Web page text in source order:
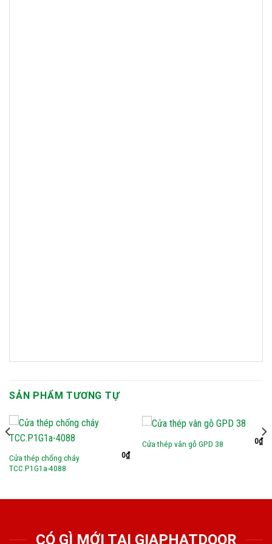
SẢN PHẨM TƯƠNG TỰ
Cửa thép chống cháy
TCC.P1G1a-4088
0₫
Cửa thép vân gỗ GPD 38 0₫
CÓ GÌ MỚI TẠI GIAPHATDOOR